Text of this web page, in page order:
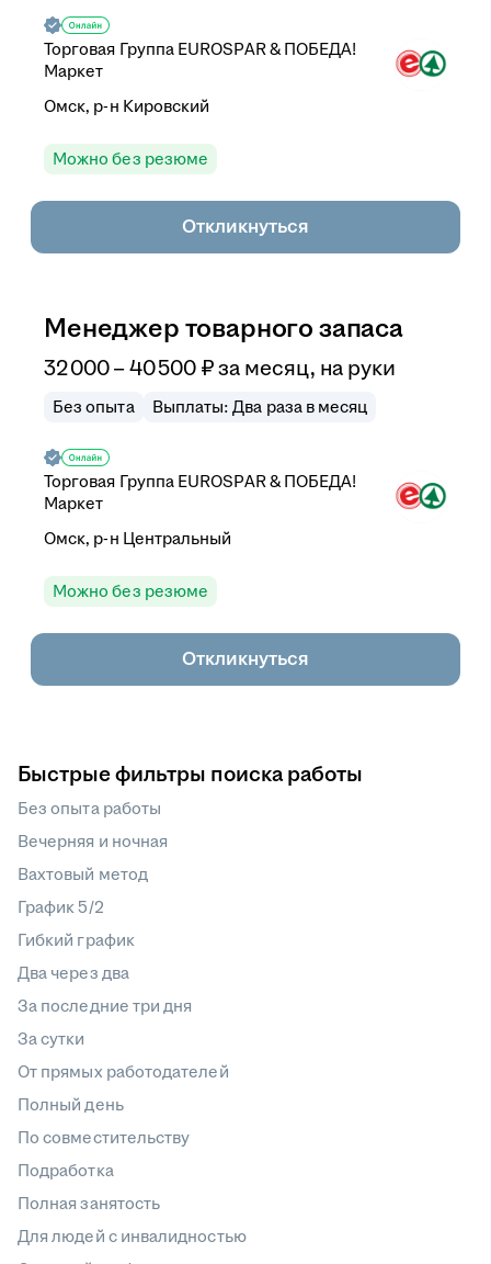
Торговая Группа EUROSPAR & ПОБЕДА!
Маркет
Омск, р-н Кировский
Можно без резюме
Откликнуться
Менеджер товарного запаса
32 000–40 500 ₽ за месяц, на руки
Без опыта Выплаты: Два раза в месяц
Торговая Группа EUROSPAR & ПОБЕДА!
Маркет
Омск, р-н Центральный
Можно без резюме
Откликнуться
Быстрые фильтры поиска работы
Без опыта работы
Вечерняя и ночная
Вахтовый метод
График 5/2
Гибкий график
Два через два
За последние три дня
За сутки
От прямых работодателей
Полный день
По совместительству
Подработка
Полная занятость
Для людей с инвалидностью